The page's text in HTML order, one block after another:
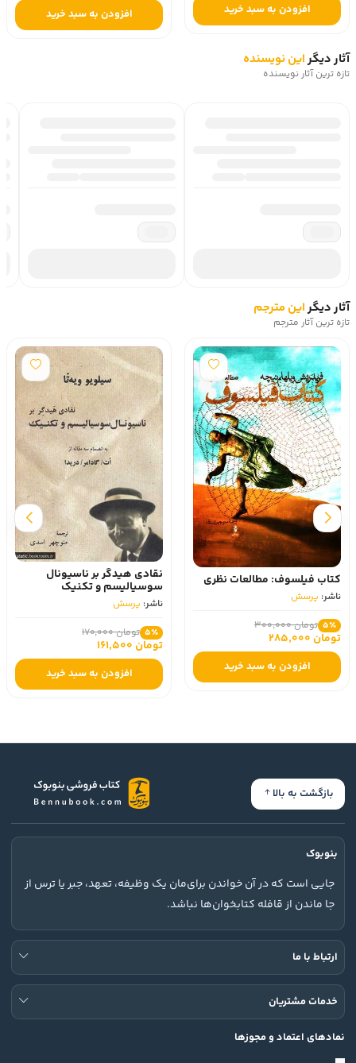
افزودن به سبد خرید افزودن به سبد خرید
آثار دیگراین نویسنده
تازه ترین آثار نویسنده
آثار دیگراین مترجم
تازه ترین آثار مترجم
کتاب فیلسوف: مطالعات نظری
ناشر: پرسش
5٪ تومان 300,000
تومان 285,000
افزودن به سبد خرید
نقادی هیدگر بر ناسیونال
سوسیالیسم و تکنیک
ناشر: پرسش
5٪ تومان 170,000
تومان 161,500
افزودن به سبد خرید
بازگشت به بالا
بنوبوک
جایی است که در آن خواندن برای‌مان یک وظیفه، تعهد، جبر یا ترس از
جا ماندن از قافله کتابخوان‌ها نباشد.
ارتباط با ما
خدمات مشتریان
نمادهای اعتماد و مجوزها